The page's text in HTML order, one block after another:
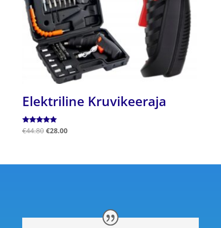
Elektriline Kruvikeeraja
Hinnanguga
5.00
€44.80 €28.00